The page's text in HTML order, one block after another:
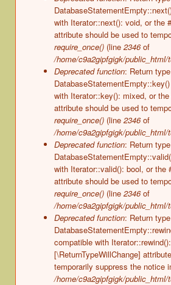
with Iterator::next(): void, or the
attribute should be used to
require_once() (line 2346of
/home/c9a2gipfgigk/
Deprecated function: Return
with Iterator::key(): mixed, or
attribute should be used to
require_once() (line 2346of
/home/c9a2gipfgigk/
Deprecated function: Return
with Iterator::valid(): bool, or the
attribute should be used to
require_once() (line 2346of
/home/c9a2gipfgigk/
Deprecated function: Return
compatible with
[\ReturnTypeWillChange]
temporarily suppress the notice
/home/c9a2gipfgigk/